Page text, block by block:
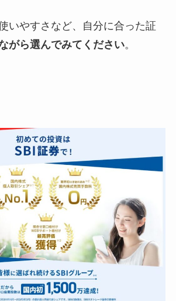
いやすさなど、自分に合った証
がら選んでみてください。